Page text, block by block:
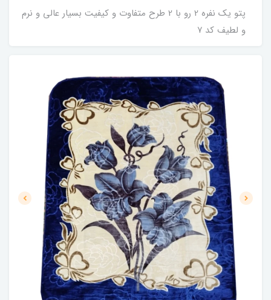
پتو یک نفره 2 رو با 2 طرح متفاوت و کیفیت بسیار عالی و نرم
و لطیف کد ۷